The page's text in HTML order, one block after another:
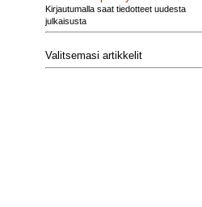
Kirjautumalla saat tiedotteet uudesta
julkaisusta
Valitsemasi artikkelit